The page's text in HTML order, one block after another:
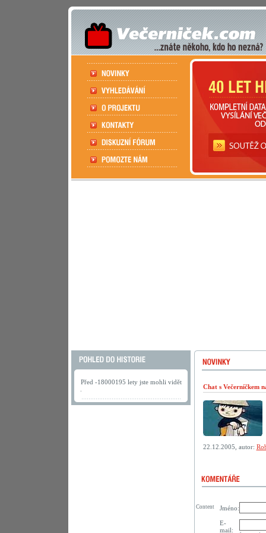
Před -18000195 lety jste mohli vidět
Chat s Večerníčkem
22.12.2005, autor:
Jméno:
E-
mail:
Content